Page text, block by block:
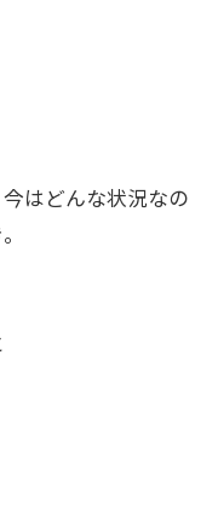
はどんな状況なの